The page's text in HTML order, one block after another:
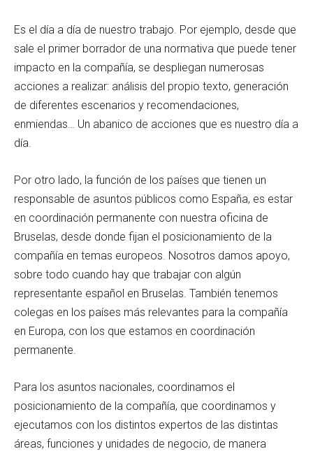
Es el día a día de nuestro trabajo. Por ejemplo, desde que
sale el primer borrador de una normativa que puede tener
impacto en la compañía, se despliegan numerosas
acciones a realizar: análisis del propio texto, generación
de diferentes escenarios y recomendaciones,
enmiendas… Un abanico de acciones que es nuestro día a
día.
Por otro lado, la función de los países que tienen un
responsable de asuntos públicos como España, es estar
en coordinación permanente con nuestra oficina de
Bruselas, desde donde fijan el posicionamiento de la
compañía en temas europeos. Nosotros damos apoyo,
sobre todo cuando hay que trabajar con algún
representante español en Bruselas. También tenemos
colegas en los países más relevantes para la compañía
en Europa, con los que estamos en coordinación
permanente.
Para los asuntos nacionales, coordinamos el
posicionamiento de la compañía, que coordinamos y
ejecutamos con los distintos expertos de las distintas
áreas, funciones y unidades de negocio, de manera